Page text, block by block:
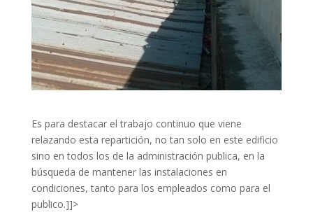
Es para destacar el trabajo continuo que viene
relazando esta repartición, no tan solo en este edificio
sino en todos los de la administración publica, en la
búsqueda de mantener las instalaciones en
condiciones, tanto para los empleados como para el
publico.]]>